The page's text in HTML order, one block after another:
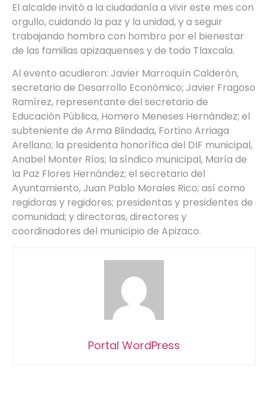
El alcalde invitó a la ciudadanía a vivir este mes con
orgullo, cuidando la paz y la unidad, y a seguir
trabajando hombro con hombro por el bienestar
de las familias apizaquenses y de todo Tlaxcala.
Al evento acudieron: Javier Marroquín Calderón,
secretario de Desarrollo Económico; Javier Fragoso
Ramírez, representante del secretario de
Educación Pública, Homero Meneses Hernández; el
subteniente de Arma Blindada, Fortino Arriaga
Arellano; la presidenta honorífica del DIF municipal,
Anabel Monter Ríos; la síndico municipal, María de
la Paz Flores Hernández; el secretario del
Ayuntamiento, Juan Pablo Morales Rico; así como
regidoras y regidores; presidentas y presidentes de
comunidad; y directoras, directores y
coordinadores del municipio de Apizaco.
Portal WordPress